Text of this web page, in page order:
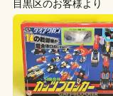
目黒区のお客様より